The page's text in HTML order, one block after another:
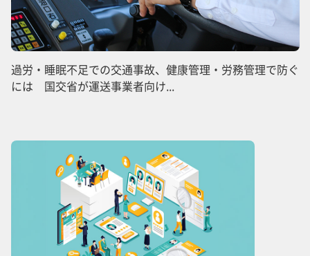
過労・睡眠不足での交通事故、健康管理・労務管理で防ぐ
には 国交省が運送事業者向け...